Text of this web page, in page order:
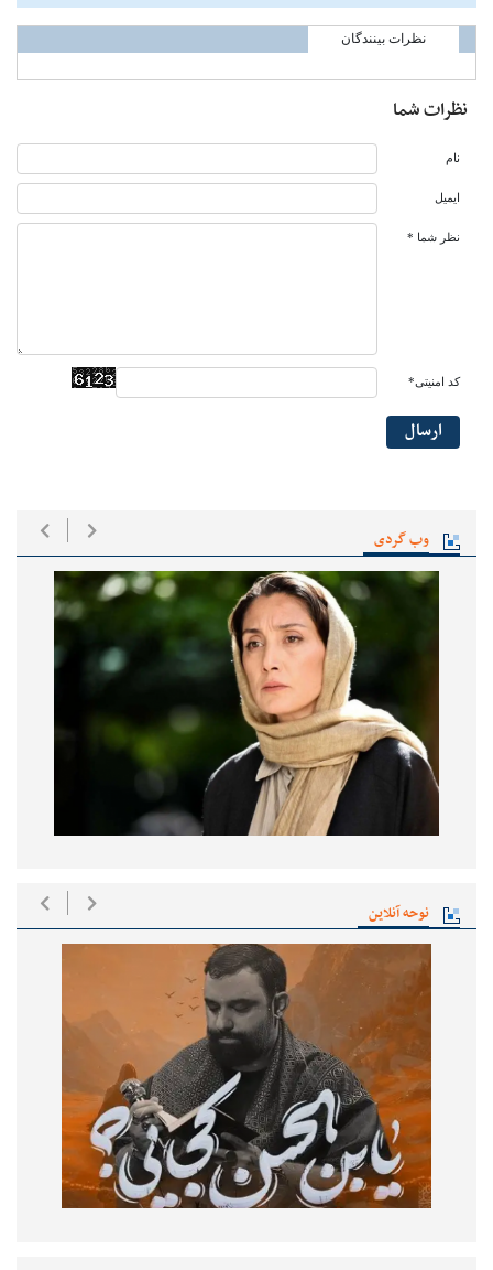
وب گردی
نوحه آنلاین
نظرات بینندگان
نظرات شما
نام
ایمیل
نظر شما *
کد امنیتی*
ارسال